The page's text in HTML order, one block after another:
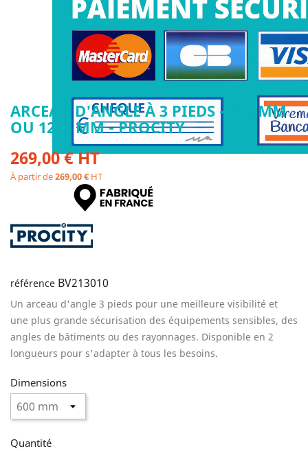
ARCEAU D'ANGLE À 3 PIEDS - 600 MM
OU 1200 MM - PROCITY
269,00 € HT
À partir de269,00 €HT
référence BV213010
Un arceau d'angle 3 pieds pour une meilleure visibilité et
une plus grande sécurisation des équipements sensibles, des
angles de bâtiments ou des rayonnages. Disponible en 2
longueurs pour s'adapter à tous les besoins.
Dimensions
Quantité